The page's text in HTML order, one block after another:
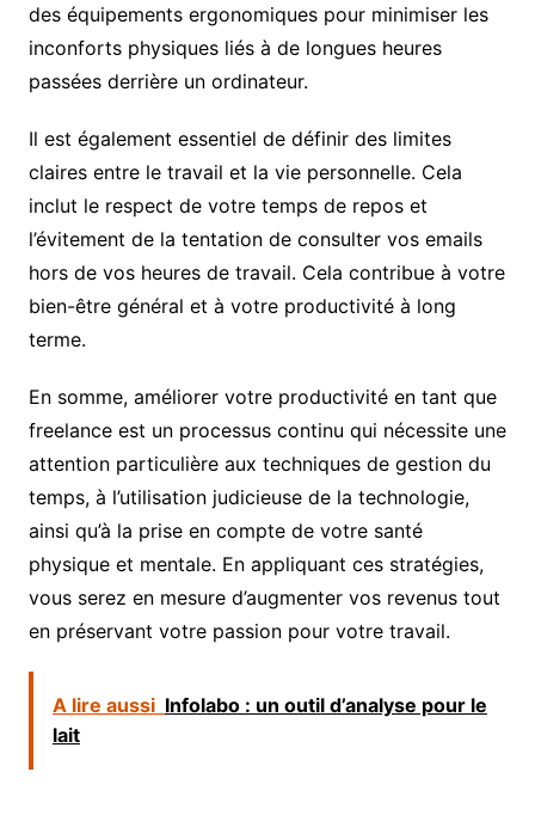
des équipements ergonomiques pour minimiser les
inconforts physiques liés à de longues heures
passées derrière un ordinateur.
Il est également essentiel de définir des limites
claires entre le travail et la vie personnelle. Cela
inclut le respect de votre temps de repos et
l’évitement de la tentation de consulter vos emails
hors de vos heures de travail. Cela contribue à votre
bien-être général et à votre productivité à long
terme.
En somme, améliorer votre productivité en tant que
freelance est un processus continu qui nécessite une
attention particulière aux techniques de gestion du
temps, à l’utilisation judicieuse de la technologie,
ainsi qu’à la prise en compte de votre santé
physique et mentale. En appliquant ces stratégies,
vous serez en mesure d’augmenter vos revenus tout
en préservant votre passion pour votre travail.
A lire aussi Infolabo : un outil d’analyse pour le
lait